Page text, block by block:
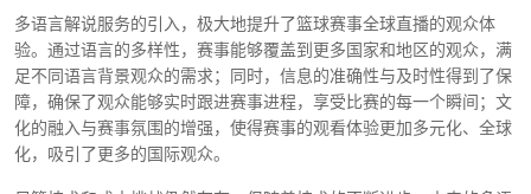
多语言解说服务的引入，极大地提升了篮球赛事全球直播的观众体
验。通过语言的多样性，赛事能够覆盖到更多国家和地区的观众，满
足不同语言背景观众的需求；同时，信息的准确性与及时性得到了保
障，确保了观众能够实时跟进赛事进程，享受比赛的每一个瞬间；文
化的融入与赛事氛围的增强，使得赛事的观看体验更加多元化、全球
化，吸引了更多的国际观众。